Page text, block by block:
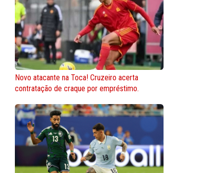
Novo atacante na Toca! Cruzeiro acerta
contratação de craque por empréstimo.